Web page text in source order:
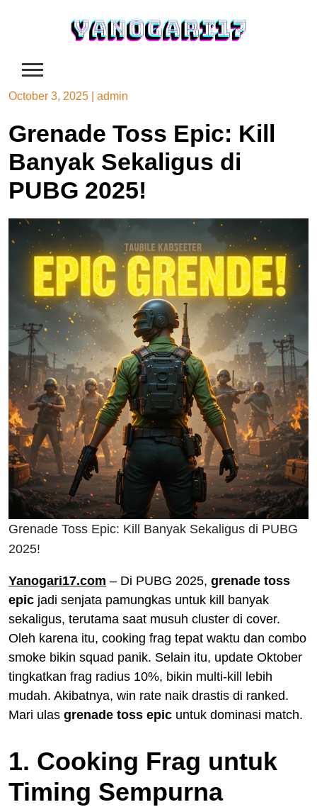
October 3, 2025 admin
Grenade Toss Epic: Kill
Banyak Sekaligus di
PUBG 2025!
Grenade Toss Epic: Kill Banyak Sekaligus di PUBG
2025!
Yanogari17.com – Di PUBG 2025, grenade toss
epic jadi senjata pamungkas untuk kill banyak
sekaligus, terutama saat musuh cluster di cover.
Oleh karena itu, cooking frag tepat waktu dan combo
smoke bikin squad panik. Selain itu, update Oktober
tingkatkan frag radius 10%, bikin multi-kill lebih
mudah. Akibatnya, win rate naik drastis di ranked.
Mari ulas grenade toss epic untuk dominasi match.
1. Cooking Frag untuk
Timing Sempurna